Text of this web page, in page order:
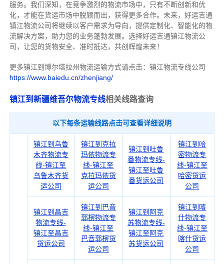
服务。 我们深知，在竞争激烈的物流市场中，只有不断创新和优
化，才能在货运市场中脱颖而出，获得更多合作。 未来，好运吉通
镇江物流公司将继续以客户需求为导向，提供定制化、智能化的物
流解决方案，助力您的业务蓬勃发展。选择好运吉通镇江物流公
司，让您的货物安全、准时抵达，共创辉煌未来！
更多镇江到博尔塔拉州物流运输方式请点击：镇江物流专线公司
https://www.baiedu.cn/zhenjiang/
镇江到新疆维吾尔物流专线相关线路查询
以下每条运输线路点击可查看详细说明
镇江到乌鲁
木齐物流专
线-镇江至
乌鲁木齐货
运公司
镇江到克拉
玛依物流专
线-镇江至
克拉玛依货
运公司
镇江到吐鲁
番物流专线-
镇江至吐鲁
番货运公司
镇江到哈
密物流专
线-镇江至
哈密货运
公司
镇江到昌吉
物流专线-
镇江至昌吉
货运公司
镇江到巴音
郭楞物流专
线-镇江至
巴音郭楞货
运公司
镇江到阿克
苏物流专线-
镇江至阿克
苏货运公司
镇江到喀
什物流专
线-镇江至
喀什货运
公司